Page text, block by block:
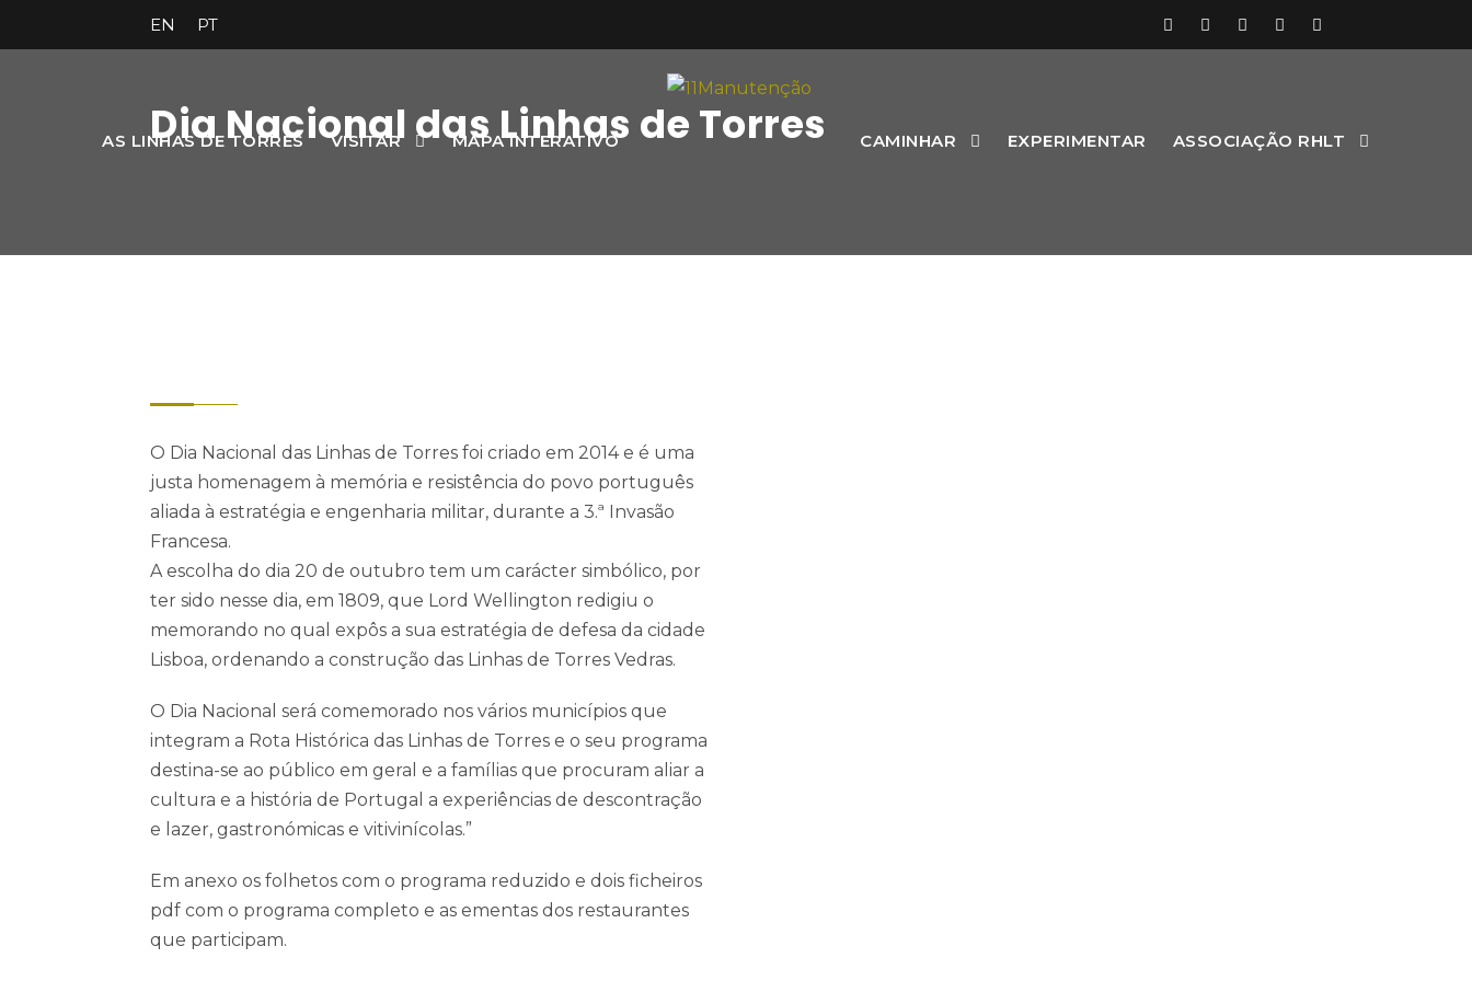
EN PT
AS LINHAS DE TORRES VISITAR MAPA INTERATIVO CAMINHAR EXPERIMENTAR ASSOCIAÇÃO RHLT
Dia Nacional das Linhas de Torres
O Dia Nacional das Linhas de Torres foi criado em 2014 e é uma
justa homenagem à memória e resistência do povo português
aliada à estratégia e engenharia militar, durante a 3.ª Invasão
Francesa.
A escolha do dia 20 de outubro tem um carácter simbólico, por
ter sido nesse dia, em 1809, que Lord Wellington redigiu o
memorando no qual expôs a sua estratégia de defesa da cidade
Lisboa, ordenando a construção das Linhas de Torres Vedras.
O Dia Nacional será comemorado nos vários municípios que
integram a Rota Histórica das Linhas de Torres e o seu programa
destina-se ao público em geral e a famílias que procuram aliar a
cultura e a história de Portugal a experiências de descontração
e lazer, gastronómicas e vitivinícolas.”
Em anexo os folhetos com o programa reduzido e dois ficheiros
pdf com o programa completo e as ementas dos restaurantes
que participam.
FALE CONNOSCO
+351 261 942 296
(Chamada para rede fixa nacional)
linhasdetorres@rhlt.pt
terça-feira a domingo
FIQUE A PAR DAS NOVIDADES